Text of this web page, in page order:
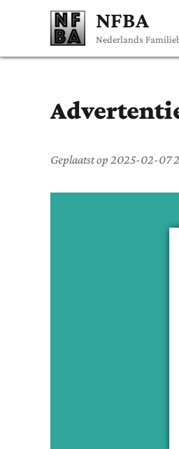
NFBA
Nederlands
Geplaatst op 2025-02-07